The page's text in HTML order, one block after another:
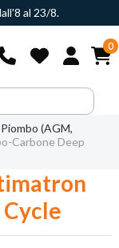
al 23/8.
0
(AGM,
Carbone Deep